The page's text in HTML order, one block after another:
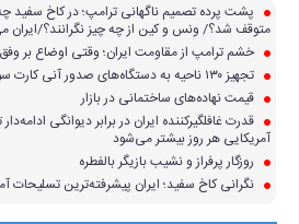
پشت پرده تصمیم ناگهانی ترامپ؛ در کاخ سفید
متوقف شد؟/ ونس و کین از چه چیز نگرانند؟/ایران
خشم ترامپ از مقاومت ایران؛ وقتی اوضاع بر
تجهیز ۱۳۰ ناحیه به دستگاه‌های صدور آنی کارت سوخت
قیمت نهاده‌های ساختمانی در بازار
قدرت غافلگیرکننده ایران در برابر دیوانگی
آمریکایی هر روز بیشتر می‌شود
روزگار پرفراز و نشیب بازیگر بالفطره
نگرانی کاخ سفید؛ ایران پیشرفته‌ترین تسلیحات